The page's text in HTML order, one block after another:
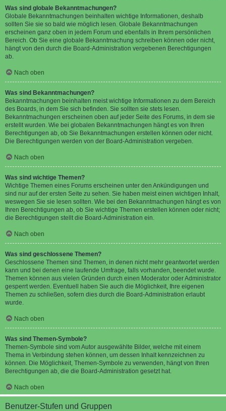
Was sind globale Bekanntmachungen?
Globale Bekanntmachungen beinhalten wichtige Informationen, deshalb
sollten Sie sie so bald wie möglich lesen. Globale Bekanntmachungen
erscheinen ganz oben in jedem Forum und ebenfalls in Ihrem persönlichen
Bereich. Ob Sie eine globale Bekanntmachung schreiben können oder nicht,
hängt von den durch die Board-Administration vergebenen Berechtigungen
ab.
Nach oben
Was sind Bekanntmachungen?
Bekanntmachungen beinhalten meist wichtige Informationen zu dem Bereich
des Boards, in dem Sie sich befinden. Sie sollten sie stets lesen.
Bekanntmachungen erscheinen oben auf jeder Seite des Forums, in dem sie
erstellt wurden. Wie bei globalen Bekanntmachungen hängt es von Ihren
Berechtigungen ab, ob Sie Bekanntmachungen erstellen können oder nicht.
Die Berechtigungen werden von der Board-Administration vergeben.
Nach oben
Was sind wichtige Themen?
Wichtige Themen eines Forums erscheinen unter den Ankündigungen und
sind nur auf der ersten Seite zu sehen. Sie haben meist einen wichtigen Inhalt,
weswegen Sie sie lesen sollten. Wie bei den Bekanntmachungen hängt es von
Ihren Berechtigungen ab, ob Sie wichtige Themen erstellen können oder nicht;
die Berechtigungen stellt die Board-Administration ein.
Nach oben
Was sind geschlossene Themen?
Geschlossene Themen sind Themen, in denen nicht mehr geantwortet werden
kann und bei denen eine laufende Umfrage, falls vorhanden, beendet wurde.
Themen können aus vielen Gründen durch einen Moderator oder Administrator
gesperrt werden. Eventuell haben Sie auch die Möglichkeit, Ihre eigenen
Themen zu schließen, sofern dies durch die Board-Administration erlaubt
wurde.
Nach oben
Was sind Themen-Symbole?
Themen-Symbole sind vom Autor ausgewählte Bilder, welche mit einem
Thema in Verbindung stehen können, um dessen Inhalt kennzeichnen zu
können. Die Möglichkeit, Themen-Symbole zu verwenden, hängt von Ihren
Berechtigungen ab, die die Board-Administration gesetzt hat.
Nach oben
Benutzer-Stufen und Gruppen